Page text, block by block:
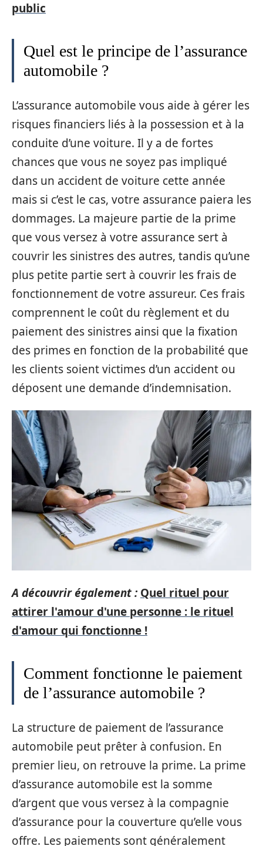
public
Quel est le principe de l’assurance
automobile ?
L’assurance automobile vous aide à gérer les
risques financiers liés à la possession et à la
conduite d’une voiture. Il y a de fortes
chances que vous ne soyez pas impliqué
dans un accident de voiture cette année
mais si c’est le cas, votre assurance paiera les
dommages. La majeure partie de la prime
que vous versez à votre assurance sert à
couvrir les sinistres des autres, tandis qu’une
plus petite partie sert à couvrir les frais de
fonctionnement de votre assureur. Ces frais
comprennent le coût du règlement et du
paiement des sinistres ainsi que la fixation
des primes en fonction de la probabilité que
les clients soient victimes d’un accident ou
déposent une demande d’indemnisation.
A découvrir également : Quel rituel pour
attirer l'amour d'une personne : le rituel
d'amour qui fonctionne !
Comment fonctionne le paiement
de l’assurance automobile ?
La structure de paiement de l’assurance
automobile peut prêter à confusion. En
premier lieu, on retrouve la prime. La prime
d’assurance automobile est la somme
d’argent que vous versez à la compagnie
d’assurance pour la couverture qu’elle vous
offre. Les paiements sont généralement